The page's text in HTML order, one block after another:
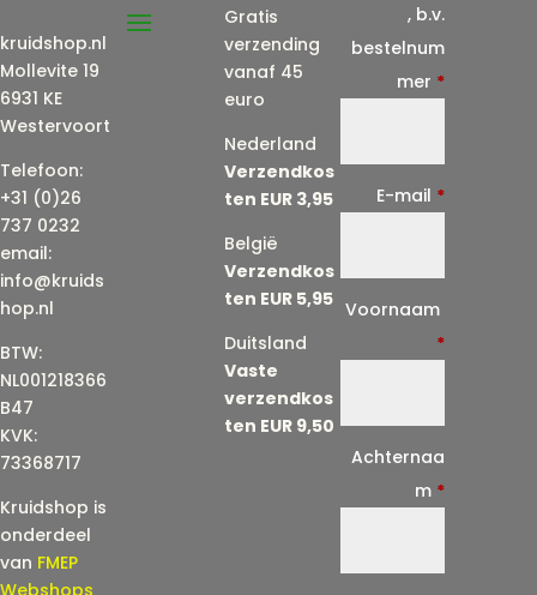
kruidshop.nl
Mollevite 19
6931 KE
Westervoort
Telefoon:
+31 (0)26
737 0232
email:
info@kruids
hop.nl
BTW:
NL001218366
B47
KVK:
73368717
Kruidshop is
onderdeel
van FMEP
Webshops
Gratis
verzending
vanaf 45
euro
Nederland
Verzendkos
ten EUR 3,95
België
Verzendkos
ten EUR 5,95
Duitsland
Vaste
verzendkos
ten EUR 9,50
, b.v.
bestelnum
mer *
E-mail *
Voornaam
*
Achternaa
m *